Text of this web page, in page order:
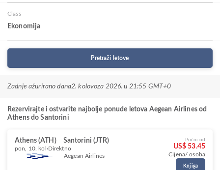
Class
Ekonomija
Pretraži letove
Zadnje ažurirano dana2. kolovoza 2026. u 21:55 GMT+0
Rezervirajte i ostvarite najbolje ponude letova Aegean Airlines od
Athens do Santorini
Athens (ATH) Santorini (JTR)
pon, 10. kol Direktno
Aegean Airlines
Počni od
US$ 53.45
Cijena/ osoba
Knjiga